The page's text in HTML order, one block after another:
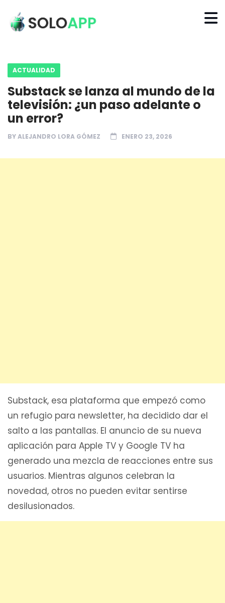
ACTUALIDAD
Substack se lanza al mundo de la
televisión: ¿un paso adelante o
un error?
BYALEJANDRO LORA GÓMEZ ENERO 23, 2026
Substack, esa plataforma que empezó como
un refugio para newsletter, ha decidido dar el
salto a las pantallas. El anuncio de su nueva
aplicación para Apple TV y Google TV ha
generado una mezcla de reacciones entre sus
usuarios. Mientras algunos celebran la
novedad, otros no pueden evitar sentirse
desilusionados.